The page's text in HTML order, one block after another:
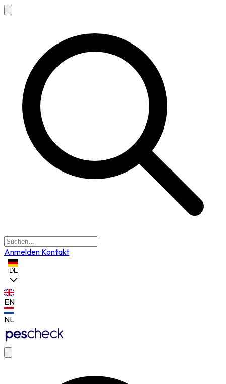
Anmelden Kontakt
DE
EN
NL